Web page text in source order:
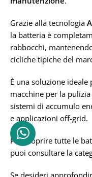
Grazie alla tecnologia
la batteria è
rabbocchi,
cicliche tipiche del
È una soluzione ideale
macchine per la
sistemi di accumulo
e applicazioni off-grid.
Per scoprire tutte le
puoi consultare la
Se desideri
CAPACITÀ IN AH
TENSIONE IN
6V